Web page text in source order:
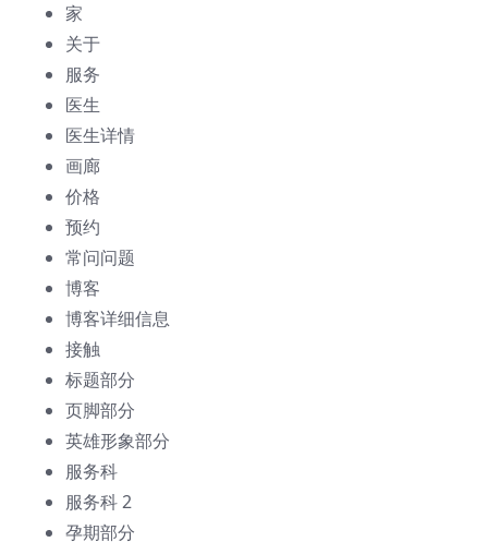
家
关于
服务
医生
医生详情
画廊
价格
预约
常问问题
博客
博客详细信息
接触
标题部分
页脚部分
英雄形象部分
服务科
服务科 2
孕期部分